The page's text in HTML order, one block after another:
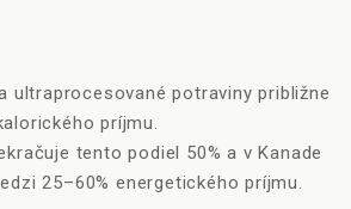
ultraprocesované potraviny približne
príjmu.
tento podiel 50% a v Kanade
25–60% energetického príjmu.